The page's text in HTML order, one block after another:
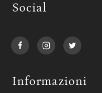
Social
Informazioni